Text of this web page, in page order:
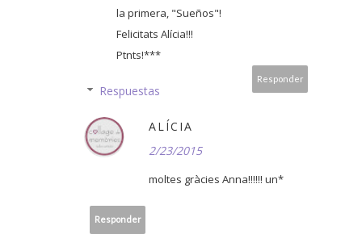
la primera, "Sueños"!
Felicitats Alícia!!!
Ptnts!***
Responder
Respuestas
ALÍCIA
2/23/2015
moltes gràcies Anna!!!!!! un*
Responder